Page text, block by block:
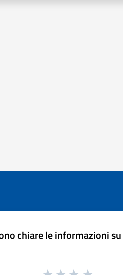
chiare le informazioni